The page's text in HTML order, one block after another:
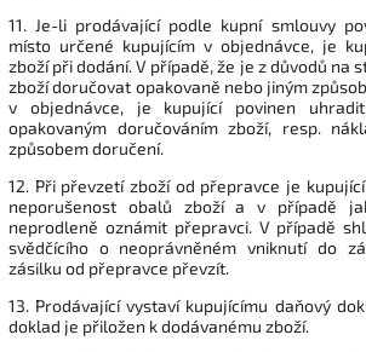
11. Je-li prodávající podle kupní smlouvy
místo určené kupujícím v objednávce, je
zboží při dodání. V případě, že je z důvodů na
zboží doručovat opakovaně nebo jiným
v objednávce, je kupující povinen
opakovaným doručováním zboží, resp.
způsobem doručení.
12. Při převzetí zboží od přepravce je
neporušenost obalů zboží a v případě
neprodleně oznámit přepravci. V případě
svědčícího o neoprávněném vniknutí do
zásilku od přepravce převzít.
13. Prodávající vystaví kupujícímu daňový
doklad je přiložen k dodávanému zboží.